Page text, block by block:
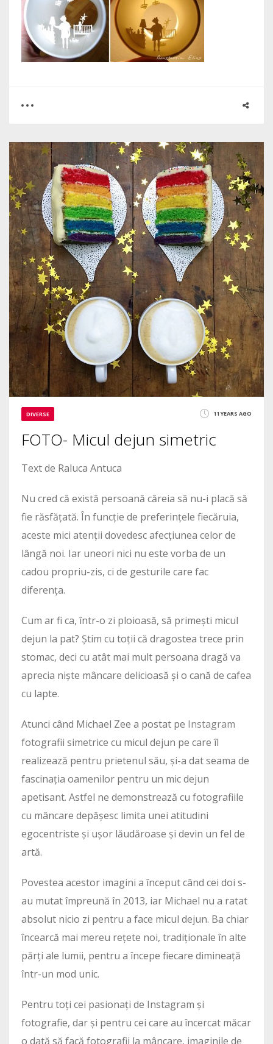
0
3160
DIVERSE 11 YEARS AGO
FOTO- Micul dejun simetric
Text de Raluca Antuca
Nu cred că există persoană căreia să nu-i placă să
fie răsfățată. În funcție de preferințele fiecăruia,
aceste mici atenții dovedesc afecțiunea celor de
lângă noi. Iar uneori nici nu este vorba de un
cadou propriu-zis, ci de gesturile care fac
diferența.
Cum ar fi ca, într-o zi ploioasă, să primești micul
dejun la pat? Știm cu toții că dragostea trece prin
stomac, deci cu atât mai mult persoana dragă va
aprecia niște mâncare delicioasă și o cană de cafea
cu lapte.
Atunci când Michael Zee a postat pe Instagram
fotografii simetrice cu micul dejun pe care îl
realizează pentru prietenul său, și-a dat seama de
fascinația oamenilor pentru un mic dejun
apetisant. Astfel ne demonstrează cu fotografiile
cu mâncare depășesc limita unei atitudini
egocentriste și ușor lăudăroase și devin un fel de
artă.
Povestea acestor imagini a început când cei doi s-
au mutat împreună în 2013, iar Michael nu a ratat
absolut nicio zi pentru a face micul dejun. Ba chiar
încearcă mai mereu rețete noi, tradiționale în alte
părți ale lumii, pentru a începe fiecare dimineață
într-un mod unic.
Pentru toți cei pasionați de Instagram și
fotografie, dar și pentru cei care au încercat măcar
o dată să facă fotografii la mâncare, imaginile de